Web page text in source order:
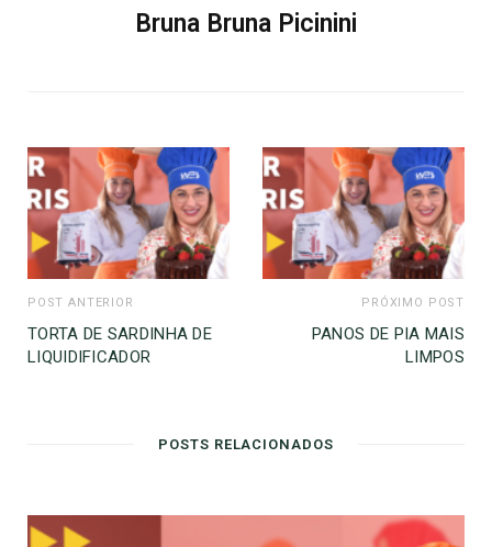
Bruna Bruna Picinini
POST ANTERIOR
TORTA DE SARDINHA DE
LIQUIDIFICADOR
PRÓXIMO POST
PANOS DE PIA MAIS
LIMPOS
POSTS RELACIONADOS